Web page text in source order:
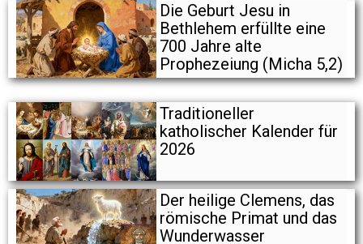
Die Geburt Jesu in
Bethlehem erfüllte eine
700 Jahre alte
Prophezeiung (Micha 5,2)
Traditioneller
katholischer Kalender für
2026
Der heilige Clemens, das
römische Primat und das
Wunderwasser